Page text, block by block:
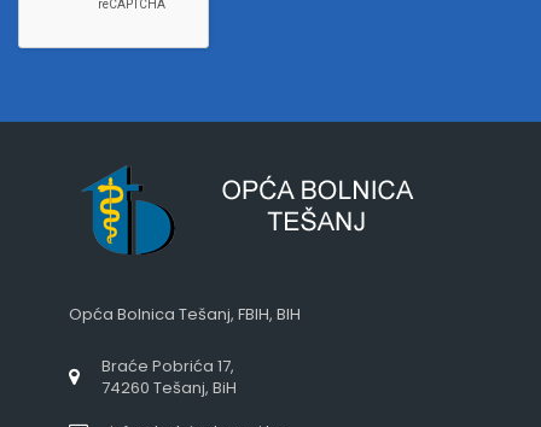
Opća Bolnica Tešanj, FBIH, BIH
Braće Pobrića 17,
74260 Tešanj, BiH